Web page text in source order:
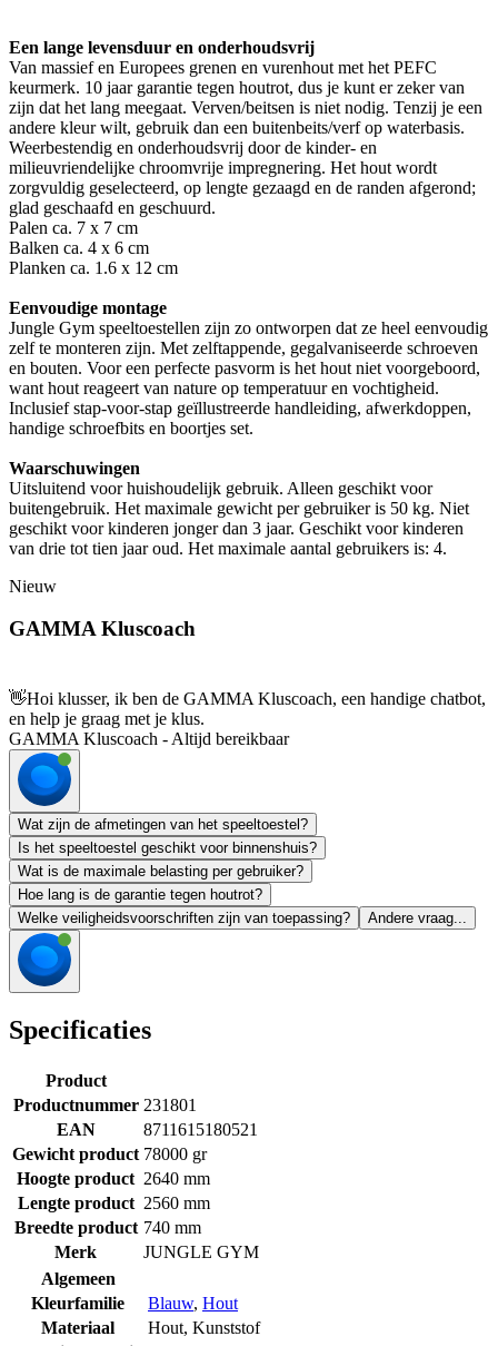
Een lange levensduur en onderhoudsvrij
Van massief en Europees grenen en vurenhout met het PEFC
keurmerk. 10 jaar garantie tegen houtrot, dus je kunt er zeker van
zijn dat het lang meegaat. Verven/beitsen is niet nodig. Tenzij je een
andere kleur wilt, gebruik dan een buitenbeits/verf op waterbasis.
Weerbestendig en onderhoudsvrij door de kinder- en
milieuvriendelijke chroomvrije impregnering. Het hout wordt
zorgvuldig geselecteerd, op lengte gezaagd en de randen afgerond;
glad geschaafd en geschuurd.
Palen ca. 7 x 7 cm
Balken ca. 4 x 6 cm
Planken ca. 1.6 x 12 cm
Eenvoudige montage
Jungle Gym speeltoestellen zijn zo ontworpen dat ze heel eenvoudig
zelf te monteren zijn. Met zelftappende, gegalvaniseerde schroeven
en bouten. Voor een perfecte pasvorm is het hout niet voorgeboord,
want hout reageert van nature op temperatuur en vochtigheid.
Inclusief stap-voor-stap geïllustreerde handleiding, afwerkdoppen,
handige schroefbits en boortjes set.
Waarschuwingen
Uitsluitend voor huishoudelijk gebruik. Alleen geschikt voor
buitengebruik. Het maximale gewicht per gebruiker is 50 kg. Niet
geschikt voor kinderen jonger dan 3 jaar. Geschikt voor kinderen
van drie tot tien jaar oud. Het maximale aantal gebruikers is: 4.
Nieuw
GAMMA Kluscoach
👋Hoi klusser, ik ben de GAMMA Kluscoach, een handige chatbot,
en help je graag met je klus.
GAMMA Kluscoach - Altijd bereikbaar
Wat zijn de afmetingen van het speeltoestel?
Is het speeltoestel geschikt voor binnenshuis?
Wat is de maximale belasting per gebruiker?
Hoe lang is de garantie tegen houtrot?
Welke veiligheidsvoorschriften zijn van toepassing?
Andere vraag...
Specificaties
Product
Productnummer 231801
EAN
8711615180521
Gewicht product 78000 gr
Hoogte product 2640 mm
Lengte product 2560 mm
Breedte product 740 mm
Merk
JUNGLE GYM
Algemeen
Kleurfamilie
Blauw, Hout
Materiaal
Hout, Kunststof